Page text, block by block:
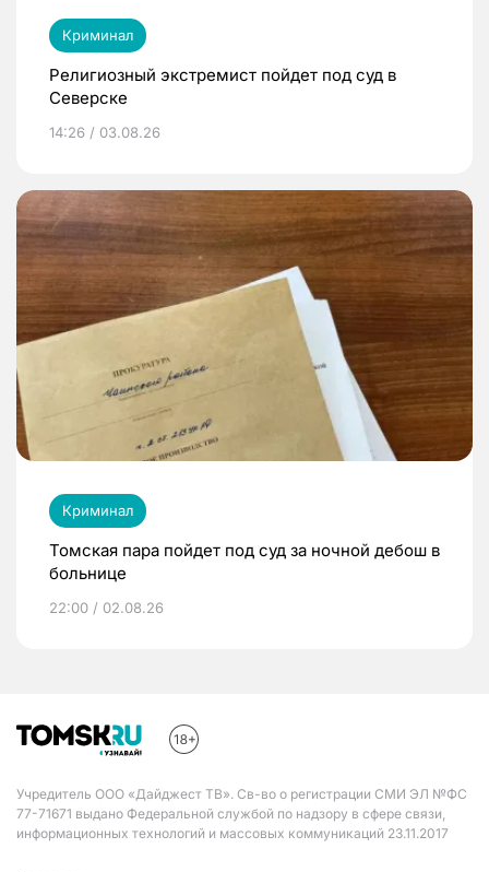
Криминал
Религиозный экстремист пойдет под суд в
Северске
14:26 / 03.08.26
Криминал
Томская пара пойдет под суд за ночной дебош в
больнице
22:00 / 02.08.26
Учредитель ООО «Дайджест ТВ». Св-во о регистрации СМИ ЭЛ №ФС
77-71671 выдано Федеральной службой по надзору в сфере связи,
информационных технологий и массовых коммуникаций 23.11.2017